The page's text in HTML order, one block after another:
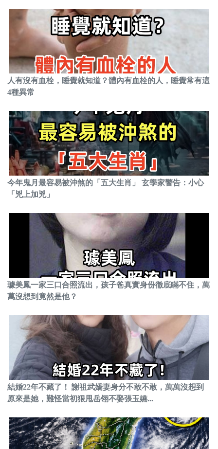
人有沒有血栓，睡覺就知道？體內有血栓的人，睡覺常有這
4種異常
今年鬼月最容易被沖煞的「五大生肖」 玄學家警告：小心
「兇上加兇」
璩美鳳一家三口合照流出，孩子爸真實身份徹底瞞不住，萬
萬沒想到竟然是他？
結婚22年不藏了！ 謝祖武嬌妻身分不敢不敢，萬萬沒想到
原來是她，難怪當初狠甩岳翎不娶張玉嬿...